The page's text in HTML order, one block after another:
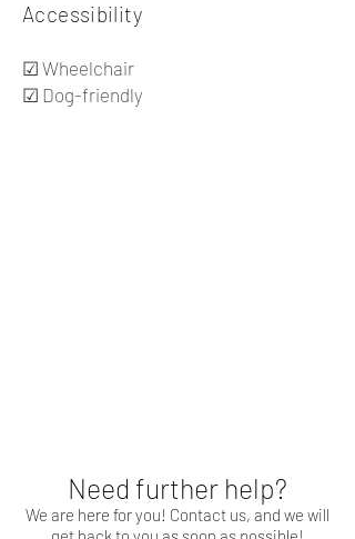
Accessibility
☑ Wheelchair
☑ Dog-friendly
Need further help?
We are here for you! Contact us, and we will